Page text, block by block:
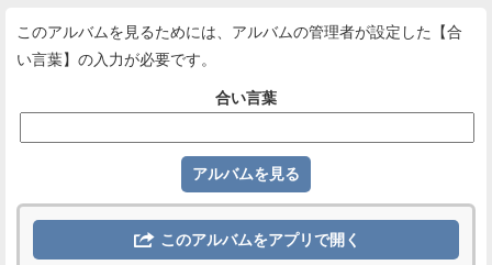
このアルバムを見るためには、アルバムの管理者が設定した【合
い言葉】の入力が必要です。
合い言葉
 このアルバムをアプリで開く